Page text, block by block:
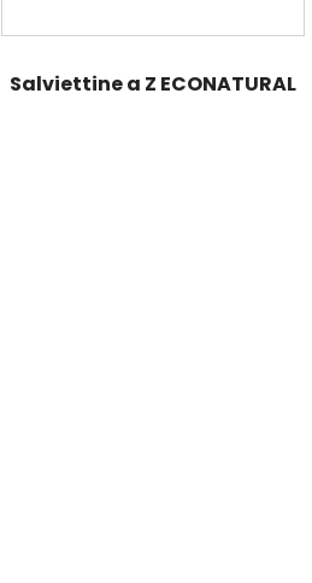
Salviettine a Z ECONATURAL